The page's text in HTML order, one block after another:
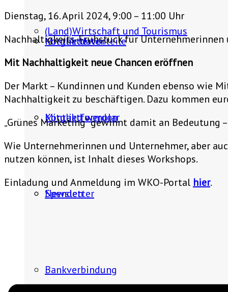
(Land)Wirtschaft und Tourismus
Mitgliedervorteile
Mitglied werden
Spenden
Bankverbindung
Kontaktdaten
Kontaktformular
Newsletter
Dienstag, 16. April 2024, 9:00 – 11:00 Uhr
Nachhaltigkeits-Frühstück für Unternehmerinnen
Mit Nachhaltigkeit neue Chancen eröffnen
Der Markt – Kundinnen und Kunden ebenso wie
Nachhaltigkeit zu beschäftigen. Dazu kommen
„Grünes Marketing“ gewinnt damit an Bedeutung
Wie Unternehmerinnen und Unternehmer, aber
nutzen können, ist Inhalt dieses Workshops.
Einladung und Anmeldung im WKO-Portal hier.